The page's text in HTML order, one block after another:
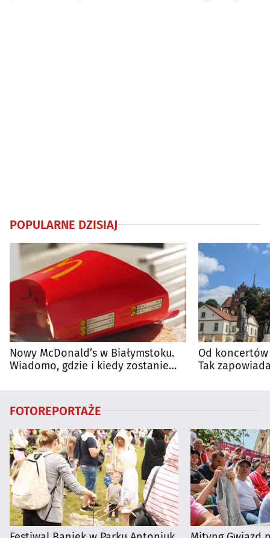
POPULARNE DZISIAJ
Nowy McDonald’s w Białymstoku.
Wiadomo, gdzie i kiedy zostanie
Od
Tak
FOTOREPORTAŻE